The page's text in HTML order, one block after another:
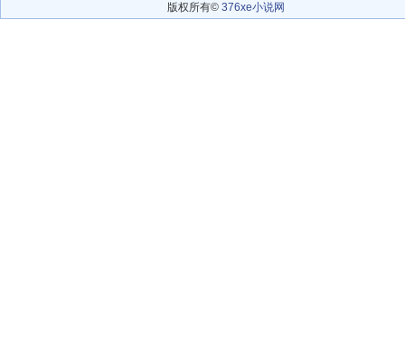
版权所有© 376xe小说网